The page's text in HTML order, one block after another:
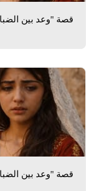
قصة "وعد بين الضباب" -ج14- للكاتبة
قصة "وعد بين الضباب" -ج13- للكاتبة